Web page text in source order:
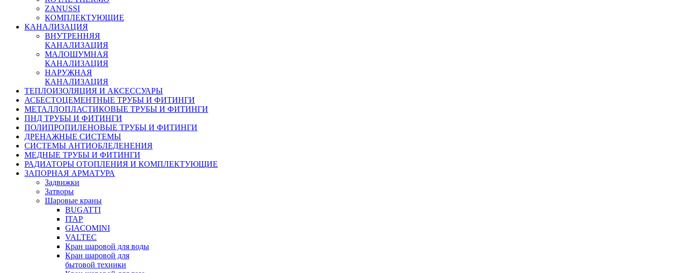
ZANUSSI
КОМПЛЕКТУЮЩИЕ
КАНАЛИЗАЦИЯ
ВНУТРЕННЯЯ
КАНАЛИЗАЦИЯ
МАЛОШУМНАЯ
КАНАЛИЗАЦИЯ
НАРУЖНАЯ
КАНАЛИЗАЦИЯ
ТЕПЛОИЗОЛЯЦИЯ И АКСЕССУАРЫ
АСБЕСТОЦЕМЕНТНЫЕ ТРУБЫ И ФИТИНГИ
МЕТАЛЛОПЛАСТИКОВЫЕ ТРУБЫ И ФИТИНГИ
ПНД ТРУБЫ И ФИТИНГИ
ПОЛИПРОПИЛЕНОВЫЕ ТРУБЫ И ФИТИНГИ
ДРЕНАЖНЫЕ СИСТЕМЫ
СИСТЕМЫ АНТИОБЛЕДЕНЕНИЯ
МЕДНЫЕ ТРУБЫ И ФИТИНГИ
РАДИАТОРЫ ОТОПЛЕНИЯ И КОМПЛЕКТУЮЩИЕ
ЗАПОРНАЯ АРМАТУРА
Задвижки
Затворы
Шаровые краны
BUGATTI
ITAP
GIACOMINI
VALTEC
Кран шаровой для воды
Кран шаровой для
бытовой техники